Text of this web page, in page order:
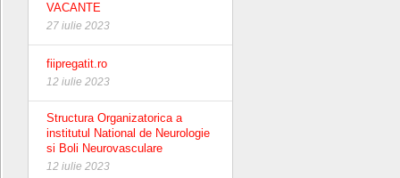
VACANTE
27 iulie 2023
fiipregatit.ro
12 iulie 2023
Structura Organizatorica a
institutul National de Neurologie
si Boli Neurovasculare
12 iulie 2023